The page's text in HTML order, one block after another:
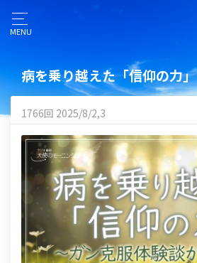
MENU
病を乗り越えた「信仰の力」
1766回 2025/8/2,3